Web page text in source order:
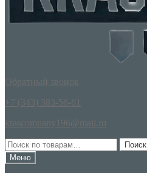
Обратный звонок
+7 (343) 383-56-61
krascompany196@mail.ru
Искать:
Поиск
Меню